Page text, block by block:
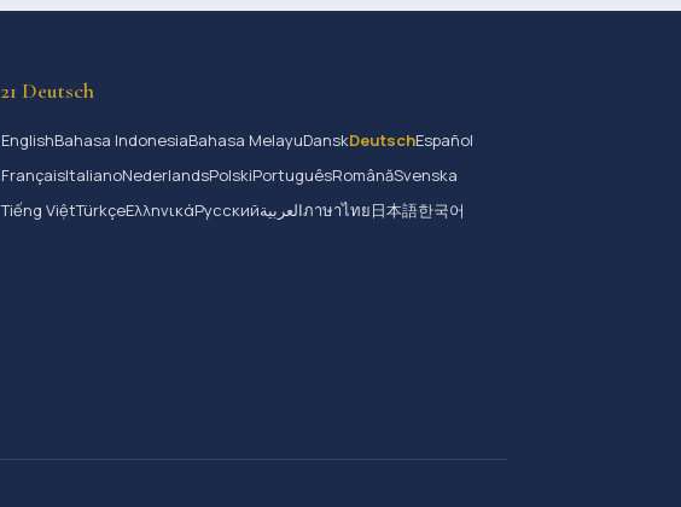
21 Deutsch
EnglishBahasa IndonesiaBahasa MelayuDanskDeutschEspañol
FrançaisItalianoNederlandsPolskiPortuguêsRomânăSvenska
Tiếng ViệtTürkçeΕλληνικάРусскийالعربيةภาษาไทย日本語한국어